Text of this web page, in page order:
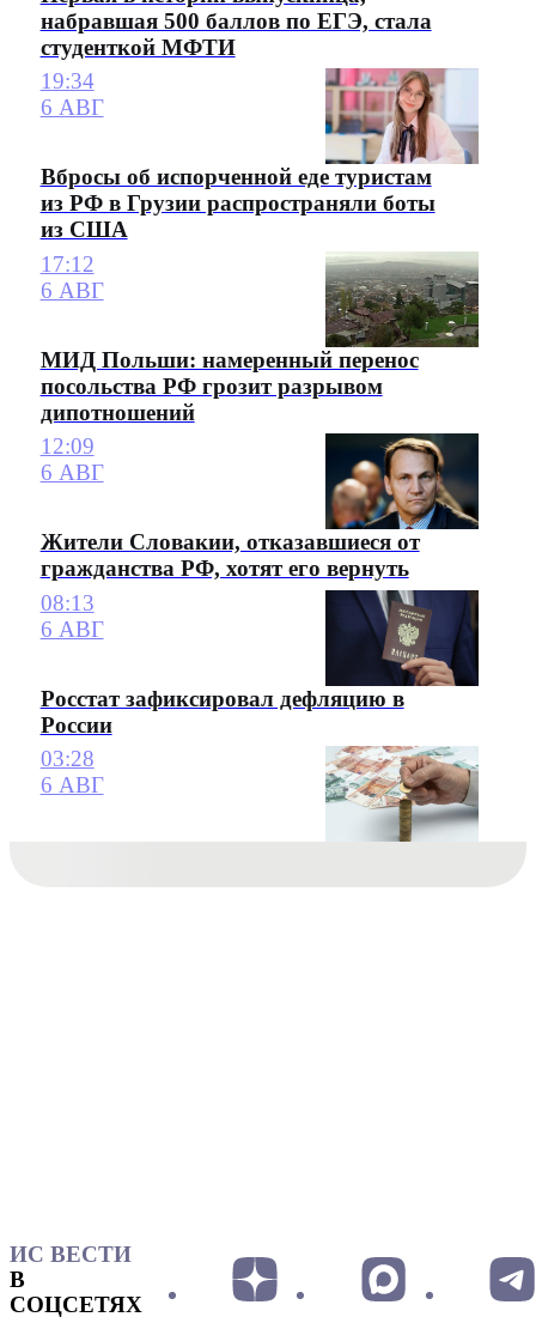
набравшая 500 баллов по ЕГЭ, стала
студенткой МФТИ
19:34
6 АВГ
Вбросы об испорченной еде туристам
из РФ в Грузии распространяли боты
из США
17:12
6 АВГ
МИД Польши: намеренный перенос
посольства РФ грозит разрывом
дипотношений
12:09
6 АВГ
Жители Словакии, отказавшиеся от
гражданства РФ, хотят его вернуть
08:13
6 АВГ
Росстат зафиксировал дефляцию в
России
03:28
6 АВГ
ИС ВЕСТИ
В
СОЦСЕТЯХ